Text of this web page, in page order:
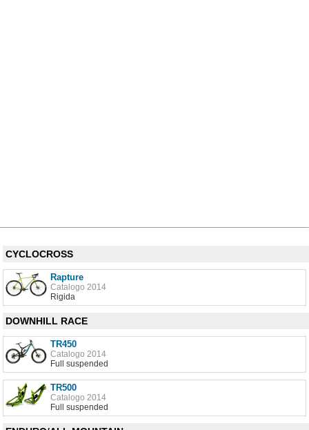
CYCLOCROSS
Rapture
Catalogo 2014
Rigida
DOWNHILL RACE
TR450
Catalogo 2014
Full suspended
TR500
Catalogo 2014
Full suspended